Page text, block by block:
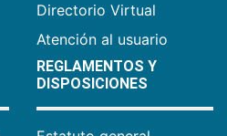
Directorio Virtual
Atención al usuario
REGLAMENTOS Y
DISPOSICIONES